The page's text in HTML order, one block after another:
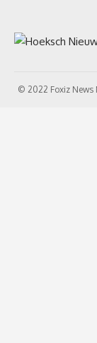
© 2022 Foxiz News